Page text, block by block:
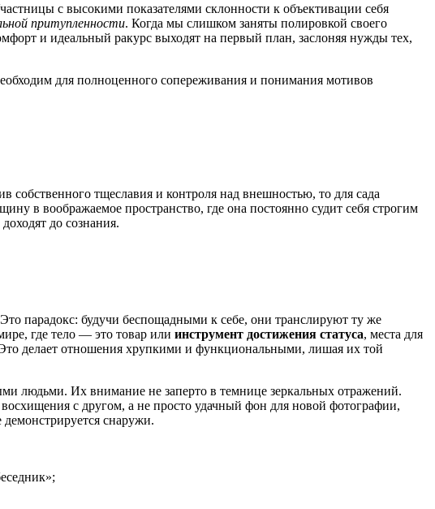
с высокими показателями склонности к объективации себя
притупленности. Когда мы слишком заняты полировкой своего
и идеальный ракурс выходят на первый план, заслоняя нужды тех,
для полноценного сопереживания и понимания мотивов
тщеславия и контроля над внешностью, то для сада
в воображаемое пространство, где она постоянно судит себя строгим
до сознания.
парадокс: будучи беспощадными к себе, они транслируют ту же
где тело — это товар или инструмент достижения статуса, места для
Это делает отношения хрупкими и функциональными, лишая их той
людьми. Их внимание не заперто в темнице зеркальных отражений.
с другом, а не просто удачный фон для новой фотографии,
демонстрируется снаружи.